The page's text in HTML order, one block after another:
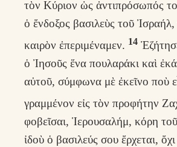
τὸν Κύριον ὡς ἀντιπρόσωπός
ὁ ἔνδοξος βασιλεὺς τοῦ
καιρὸν ἐπεριμέναμεν. 14
ὁ Ἰησοῦς ἕνα πουλαράκι καὶ
αὐτοῦ, σύμφωνα μὲ ἐκεῖνο ποὺ
γραμμένον εἰς τὸν προφήτην
φοβεῖσαι, Ἱερουσαλήμ, κόρη
ἰδοὺ ὁ βασιλεύς σου ἔρχεται,